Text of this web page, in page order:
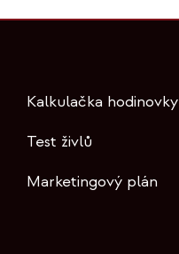
Kalkulačka hodinovky
Test živlů
Marketingový plán